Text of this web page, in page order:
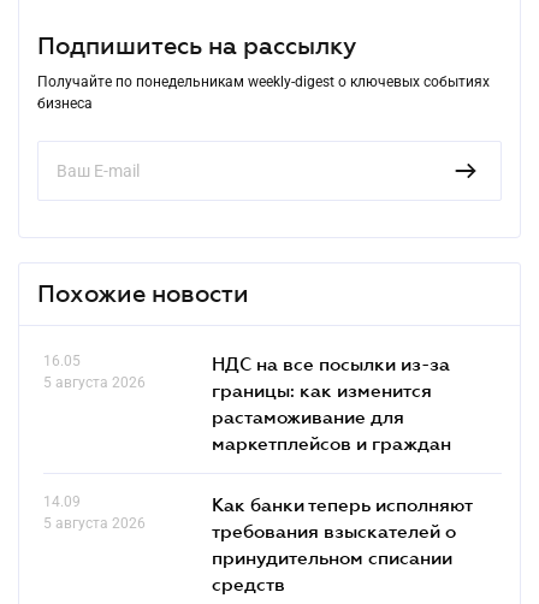
Подпишитесь на рассылку
Получайте по понедельникам weekly-digest о ключевых событиях
бизнеса
Похожие новости
16.05
5 августа 2026
НДС на все посылки из-за
границы: как изменится
растаможивание для
маркетплейсов и граждан
14.09
5 августа 2026
Как банки теперь исполняют
требования взыскателей о
принудительном списании
средств